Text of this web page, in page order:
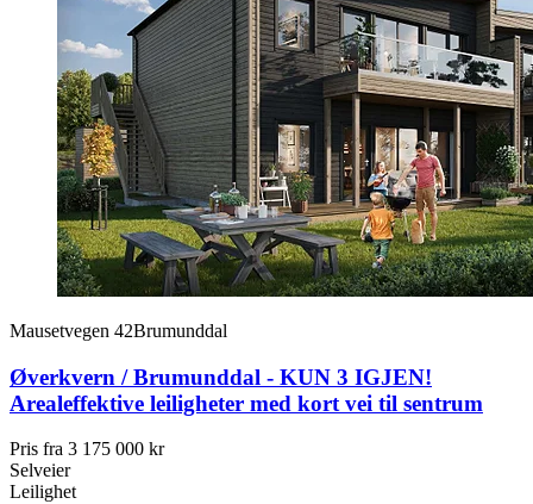
Mausetvegen 42Brumunddal
Øverkvern / Brumunddal - KUN 3 IGJEN!
Arealeffektive leiligheter med kort vei til sentrum
Pris fra 3 175 000 kr
Selveier
Leilighet